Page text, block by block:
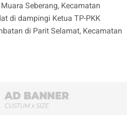
Seberang, Kecamatan
di dampingi Ketua TP-PKK
di Parit Selamat, Kecamatan